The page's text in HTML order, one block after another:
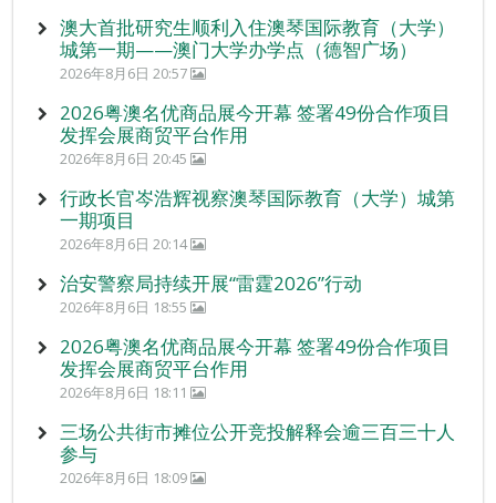
澳大首批研究生顺利入住澳琴国际教育（大学）
城第一期——澳门大学办学点（德智广场）
2026年8月6日 20:57
2026粤澳名优商品展今开幕 签署49份合作项目
发挥会展商贸平台作用
2026年8月6日 20:45
行政长官岑浩辉视察澳琴国际教育（大学）城第
一期项目
2026年8月6日 20:14
治安警察局持续开展“雷霆2026”行动
2026年8月6日 18:55
2026粤澳名优商品展今开幕 签署49份合作项目
发挥会展商贸平台作用
2026年8月6日 18:11
三场公共街市摊位公开竞投解释会逾三百三十人
参与
2026年8月6日 18:09